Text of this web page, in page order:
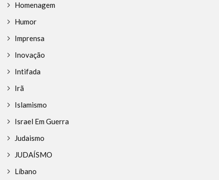
Homenagem
Humor
Imprensa
Inovação
Intifada
Irã
Islamismo
Israel Em Guerra
Judaismo
JUDAÍSMO
Líbano